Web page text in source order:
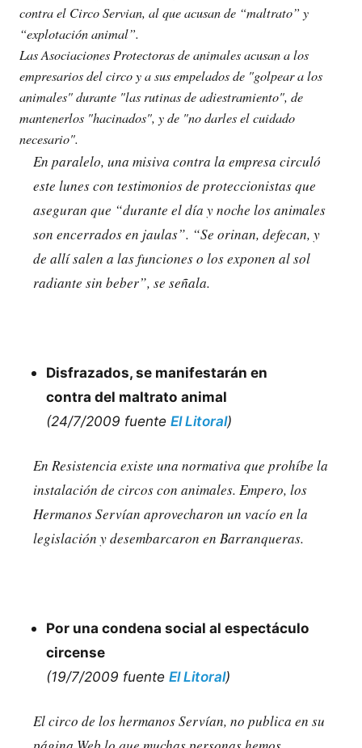
contra el Circo Servian, al que acusan de “maltrato” y
“explotación animal”.
Las Asociaciones Protectoras de animales acusan a los
empresarios del circo y a sus empelados de "golpear a los
animales" durante "las rutinas de adiestramiento", de
mantenerlos "hacinados", y de "no darles el cuidado
necesario".
En paralelo, una misiva contra la empresa circuló
este lunes con testimonios de proteccionistas que
aseguran que “durante el día y noche los animales
son encerrados en jaulas”. “Se orinan, defecan, y
de allí salen a las funciones o los exponen al sol
radiante sin beber”, se señala.
Disfrazados, se manifestarán en
contra del maltrato animal
(24/7/2009 fuenteEl Litoral)
En Resistencia existe una normativa que prohíbe la
instalación de circos con animales. Empero, los
Hermanos Servían aprovecharon un vacío en la
legislación y desembarcaron en Barranqueras.
Por una condena social al espectáculo
circense
(19/7/2009 fuenteEl Litoral)
El circo de los hermanos Servían, no publica en su